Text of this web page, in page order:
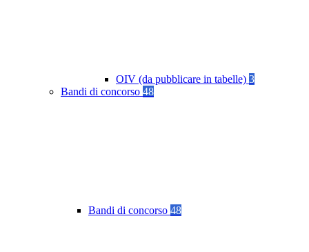
OIV (da pubblicare in tabelle) 3
Bandi di concorso 48
Bandi di concorso 48